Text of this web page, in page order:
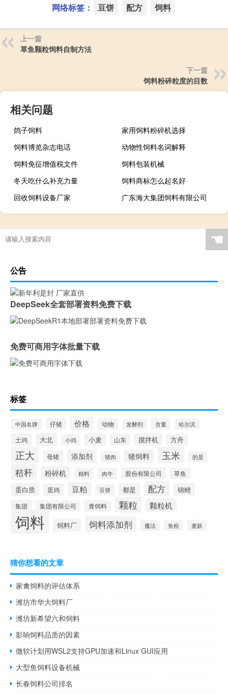
网络标签： 豆饼 配方 饲料
上一篇
草鱼颗粒饲料自制方法
下一篇
饲料粉碎粒度的目数
相关问题
鸽子饲料
家用饲料粉碎机选择
饲料博览杂志电话
动物性饲料名词解释
饲料免征增值税文件
饲料包装机械
冬天吃什么补充力量
饲料商标怎么起名好
回收饲料设备厂家
广东海大集团饲料有限公司
☚
公告
DeepSeek全套部署资料免费下载
免费可商用字体批量下载
标签
中国名牌 仔猪 价格 动物 发酵剂 含量 哈尔滨
土鸡 大北 小鸡 小麦 山东 搅拌机 方舟
正大 母猪 添加剂 猪肉 猪饲料 玉米 的是
秸秆 粉碎机 精料 肉牛 股份有限公司 草鱼
蛋白质 蛋鸡 豆粕 豆饼 都是 配方 锦鲤
集团 集团有限公司 青饲料 颗粒 颗粒机
饲料 饲料厂 饲料添加剂 魔法 鱼粉 麦麸
猜你想看的文章
家禽饲料的评估体系
潍坊市华大饲料厂
潍坊新希望六和饲料
影响饲料品质的因素
微软计划用WSL2支持GPU加速和Linux GUI应用
大型鱼饲料设备机械
长春饲料公司排名